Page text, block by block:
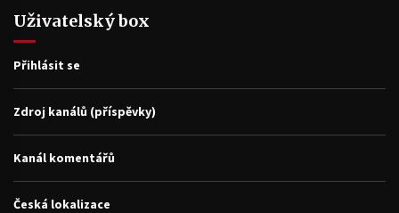
Uživatelský box
Přihlásit se
Zdroj kanálů (příspěvky)
Kanál komentářů
Česká lokalizace